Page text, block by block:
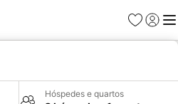
Favoritos
Iniciar
Hóspedes e quartos